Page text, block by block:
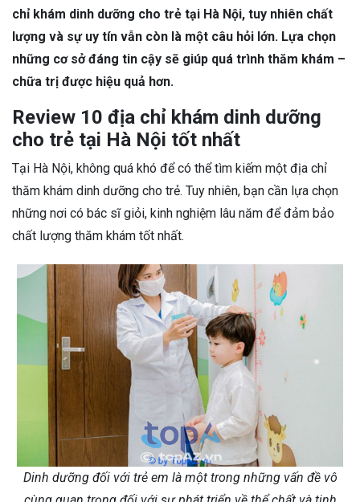
chỉ khám dinh dưỡng cho trẻ tại Hà Nội, tuy nhiên chất
lượng và sự uy tín vẫn còn là một câu hỏi lớn. Lựa chọn
những cơ sở đáng tin cậy sẽ giúp quá trình thăm khám –
chữa trị được hiệu quả hơn.
Review 10 địa chỉ khám dinh dưỡng
cho trẻ tại Hà Nội tốt nhất
Tại Hà Nội, không quá khó để có thể tìm kiếm một địa chỉ
thăm khám dinh dưỡng cho trẻ. Tuy nhiên, bạn cần lựa chọn
những nơi có bác sĩ giỏi, kinh nghiệm lâu năm để đảm bảo
chất lượng thăm khám tốt nhất.
Dinh dưỡng đối với trẻ em là một trong những vấn đề vô